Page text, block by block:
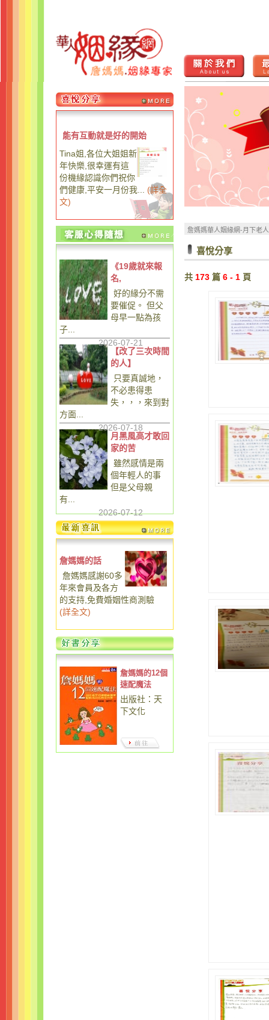
能有互動就是好的開始
Tina姐,各位大姐姐新
年快樂,很幸運有這
份機緣認識你們祝你
們健康,平安一月份我...
(詳全
文)
《19歲就來報
名,
好的緣分不需
要催促。 但父
母早一點為孩
子...
2026-07-21
【改了三次時間
的人】
只要真誠地，
不必患得患
失，，，來到對
方面...
2026-07-18
月黑風高才敢回
家的苦
雖然感情是兩
個年輕人的事
但是父母親
有...
2026-07-12
詹媽媽的話
詹媽媽感謝60多
年來會員及各方
的支持,免費婚姻性商測驗
(詳全文)
詹媽媽的12個
速配魔法
出版社：天
下文化
詹媽媽華人姻緣網-月下老
喜悅分享
共 173 篇 6 - 1 頁